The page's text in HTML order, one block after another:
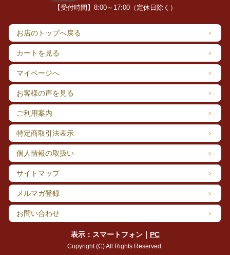
【受付時間】8:00～17:00（定休日除く）
お店のトップへ戻る
カートを見る
マイページへ
お客様の声を見る
ご利用案内
特定商取引法表示
個人情報の取扱い
サイトマップ
メルマガ登録
お問い合わせ
表示：スマートフォン｜ PC
Copyright (C) All Rights Reserved.